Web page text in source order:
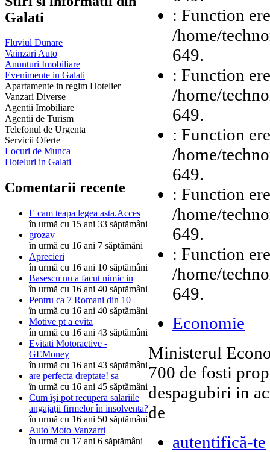
Galati
Fluviul Dunare
Vainzari Auto
Anunturi Imobiliare
Evenimente in Galati
Apartamente in regim Hotelier
Vanzari Diverse
Agentii Imobiliare
Agentii de Turism
Telefonul de Urgenta
Servicii Oferte
Locuri de Munca
Hoteluri in Galati
Comentarii recente
E cam teapa legea asta.Acces
în urmă cu 15 ani 33 săptămâni
grozav
în urmă cu 16 ani 7 săptămâni
Aprecieri
în urmă cu 16 ani 10 săptămâni
Basescu nu a facut nimic in
în urmă cu 16 ani 40 săptămâni
Pentru ca 7 Romani din 10
în urmă cu 16 ani 40 săptămâni
Motive pt a evita
în urmă cu 16 ani 43 săptămâni
Evitati Motoractive -
GEMoney
în urmă cu 16 ani 43 săptămâni
are perfecta dreptate! sa
în urmă cu 16 ani 45 săptămâni
Cum îşi pot recupera salariile
angajaţii firmelor în insolventa?
în urmă cu 16 ani 50 săptămâni
Auto Moto Vanzarri
în urmă cu 17 ani 6 săptămâni
: Function
/home/
649.
: Function
/home/
649.
: Function
/home/
649.
: Function
/home/
649.
: Function
/home/
649.
Economie
Ministerul
700 de fosti
despagubiri in
de
autentifică-te